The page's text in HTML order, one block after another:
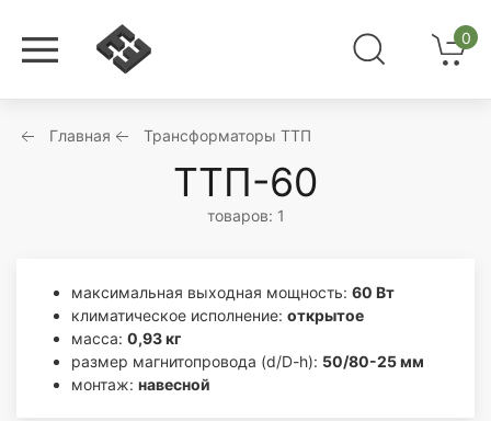
0
Главная Трансформаторы ТТП
ТТП-60
товаров: 1
максимальная выходная мощность: 60 Вт
климатическое исполнение: открытое
масса: 0,93 кг
размер магнитопровода (d/D-h): 50/80-25 мм
монтаж: навесной